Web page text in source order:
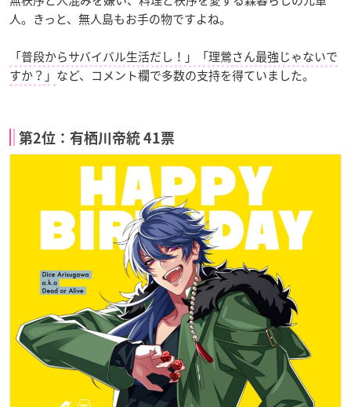
人。きっと、無人島もお手の物ですよね。
「普段からサバイバル生活だし！」「理鶯さん最強じゃないで
すか？」 など、コメント欄で多数の支持を得ていました。
第2位：有栖川帝統 41票